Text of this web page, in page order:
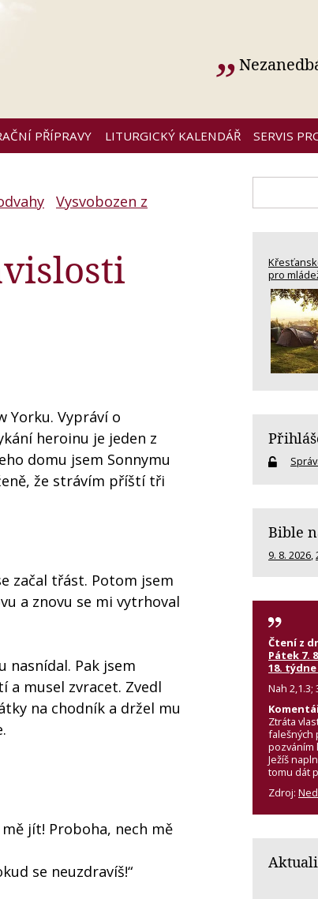
PŘÍPRAVY LITURGICKÝ KALENDÁŘ SERVIS
Vysvobozen z
Yorku. Vypráví o
heroinu je jeden z
domu jsem Sonnymu
že strávím příští tři
začal třást. Potom jsem
a znovu se mi vytrhoval
nasnídal. Pak jsem
a musel zvracet. Zvedl
na chodník a držel mu
jít! Proboha, nech mě
se neuzdravíš!“
pro
Bible
9. 8. 2026
Čtení z
Pátek 7.
18.
Nah 2,1.3;
Ztráta
falešných
pozváním
Ježíš
tomu dát
Zdroj: